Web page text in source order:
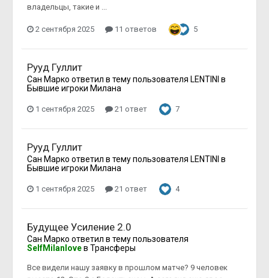
владельцы, такие и ...
2 сентября 2025 11 ответов 5
Рууд Гуллит
Сан Марко ответил в тему пользователя LENTINI в
Бывшие игроки Милана
1 сентября 2025 21 ответ 7
Рууд Гуллит
Сан Марко ответил в тему пользователя LENTINI в
Бывшие игроки Милана
1 сентября 2025 21 ответ 4
Будущее Усиление 2.0
Сан Марко ответил в тему пользователя
SelfMilanloveв Трансферы
Все видели нашу заявку в прошлом матче? 9 человек